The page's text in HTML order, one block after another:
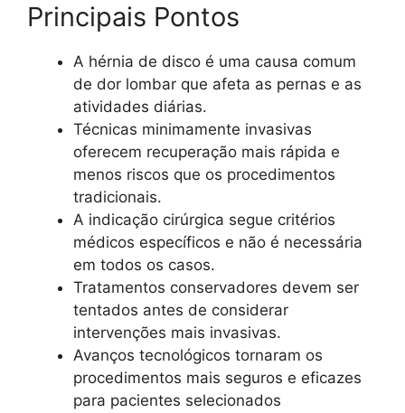
Principais Pontos
A hérnia de disco é uma causa comum
de dor lombar que afeta as pernas e as
atividades diárias.
Técnicas minimamente invasivas
oferecem recuperação mais rápida e
menos riscos que os procedimentos
tradicionais.
A indicação cirúrgica segue critérios
médicos específicos e não é necessária
em todos os casos.
Tratamentos conservadores devem ser
tentados antes de considerar
intervenções mais invasivas.
Avanços tecnológicos tornaram os
procedimentos mais seguros e eficazes
para pacientes selecionados